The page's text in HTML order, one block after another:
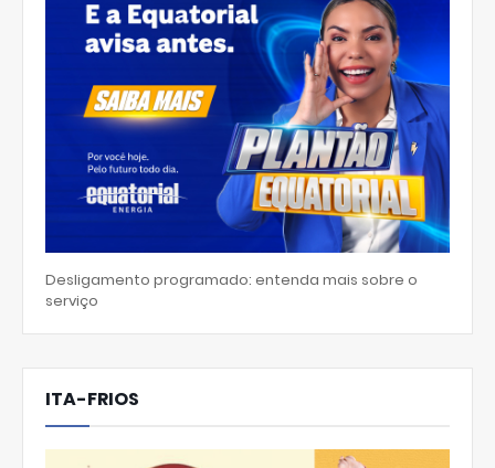
Desligamento programado: entenda mais sobre o
serviço
ITA-FRIOS